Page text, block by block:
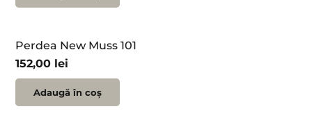
Perdea New Muss 101
152,00 lei
Adaugă în coș